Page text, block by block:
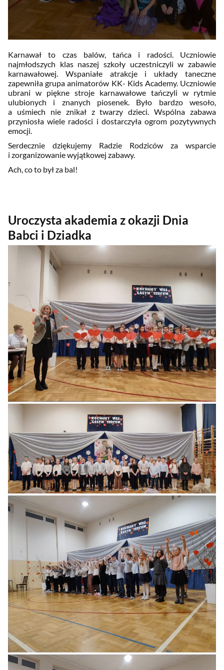
Karnawał to czas balów, tańca i radości. Uczniowie
najmłodszych klas naszej szkoły uczestniczyli w zabawie
karnawałowej. Wspaniałe atrakcje i układy taneczne
zapewniła grupa animatorów KK- Kids Academy. Uczniowie
ubrani w piękne stroje karnawałowe tańczyli w rytmie
ulubionych i znanych piosenek. Było bardzo wesoło,
a uśmiech nie znikał z twarzy dzieci. Wspólna zabawa
przyniosła wiele radości i dostarczyła ogrom pozytywnych
emocji.
Serdecznie dziękujemy Radzie Rodziców za wsparcie
i zorganizowanie wyjątkowej zabawy.
Ach, co to był za bal!
Uroczysta akademia z okazji Dnia
Babci i Dziadka